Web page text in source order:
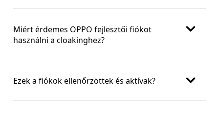
Miért érdemes OPPO fejlesztői fiókot
használni a cloakinghez?
Ezek a fiókok ellenőrzöttek és aktívak?